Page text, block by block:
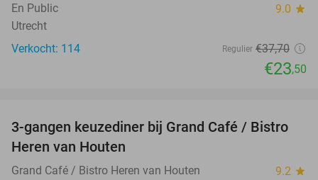
En Public 9.0 star
Utrecht
Verkocht: 114
Regulier €37,70
€23,50
32%
3-gangen keuzediner bij Grand Café / Bistro
Heren van Houten
Grand Café / Bistro Heren van Houten 9.2 star